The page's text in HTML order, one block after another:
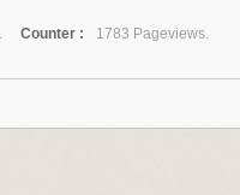
Counter :
1783 Pageviews.